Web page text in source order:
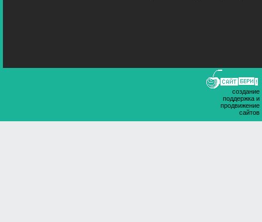
создание
поддержка и
продвижение
сайтов